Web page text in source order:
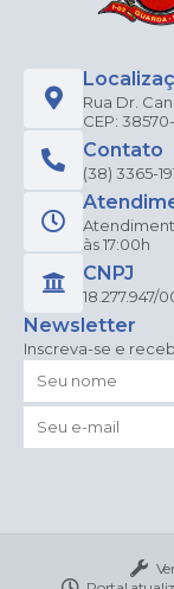
Rua Dr.
CEP:
Contato
(38) 3365-
às 17:00h
CNPJ
18.277.947/
Newsletter
Inscreva-se e